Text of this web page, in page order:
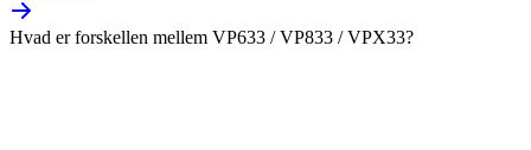
Hvad er forskellen mellem VP633 / VP833 / VPX33?